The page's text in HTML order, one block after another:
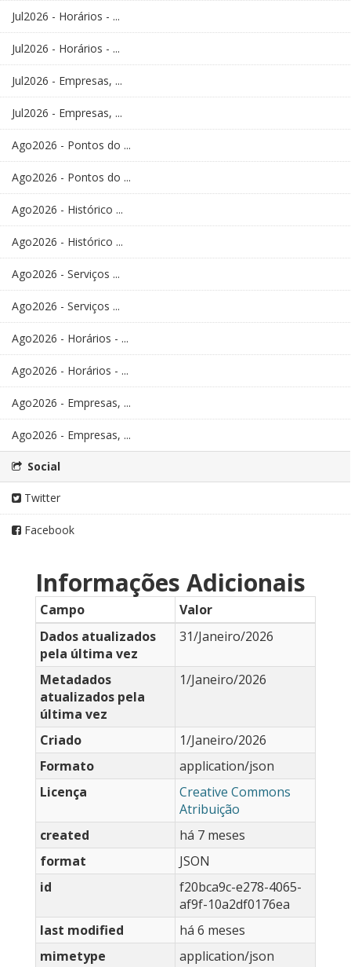
Jul2026 - Horários - ...
Jul2026 - Horários - ...
Jul2026 - Empresas, ...
Jul2026 - Empresas, ...
Ago2026 - Pontos do ...
Ago2026 - Pontos do ...
Ago2026 - Histórico ...
Ago2026 - Histórico ...
Ago2026 - Serviços ...
Ago2026 - Serviços ...
Ago2026 - Horários - ...
Ago2026 - Horários - ...
Ago2026 - Empresas, ...
Ago2026 - Empresas, ...
Social
Twitter
Facebook
Informações Adicionais
Campo
Valor
Dados atualizados
pela última vez
31/Janeiro/2026
Metadados
atualizados pela
última vez
1/Janeiro/2026
Criado
1/Janeiro/2026
Formato
application/json
Licença
Creative Commons
Atribuição
created
há 7 meses
format
JSON
id
f20bca9c-e278-4065-
af9f-10a2df0176ea
last modified
há 6 meses
mimetype
application/json